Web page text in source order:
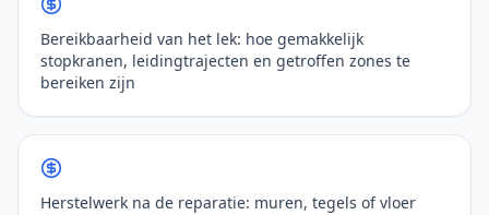
Bereikbaarheid van het lek: hoe gemakkelijk
stopkranen, leidingtrajecten en getroffen zones te
bereiken zijn
Herstelwerk na de reparatie: muren, tegels of vloer